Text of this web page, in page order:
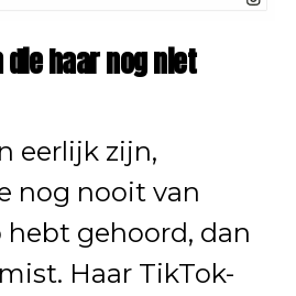
die haar nog niet
eerlijk zijn,
nog nooit van
hebt gehoord, dan
Haar TikTok-